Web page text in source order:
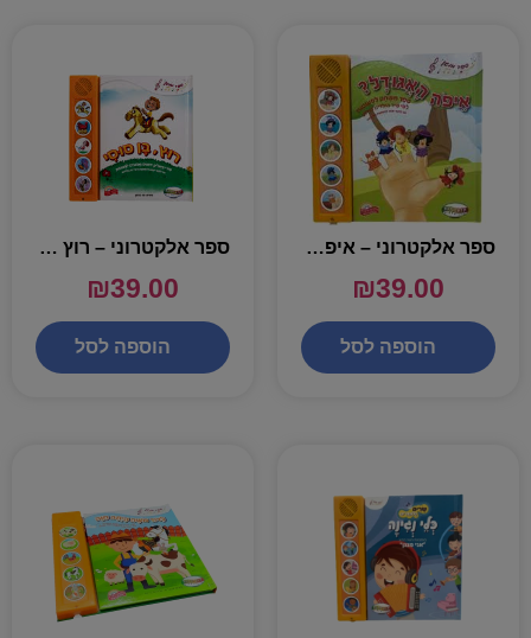
ספר אלקטרוני – איפה האגודל
₪39.00
הוספה לסל
ספר אלקטרוני – רוץ בן סוסי
₪39.00
הוספה לסל